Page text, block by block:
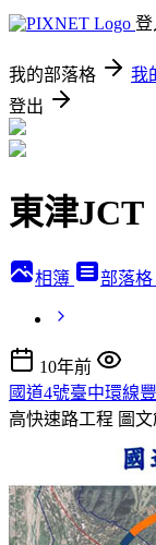
登
我的部落格 我
登出
東津JCT
相簿 部落格
10年前
國道4號臺中環線
高快速路工程 圖